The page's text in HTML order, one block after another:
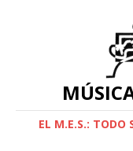
EL M.E.S.: TODO